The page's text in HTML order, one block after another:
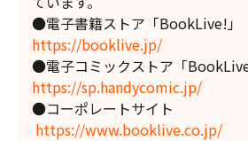
●電子書籍ストア「BookLive!」
https://booklive.jp/
●電子コミックストア「
https://sp.handycomic.jp/
●コーポレートサイ
https://www.booklive.co.jp/